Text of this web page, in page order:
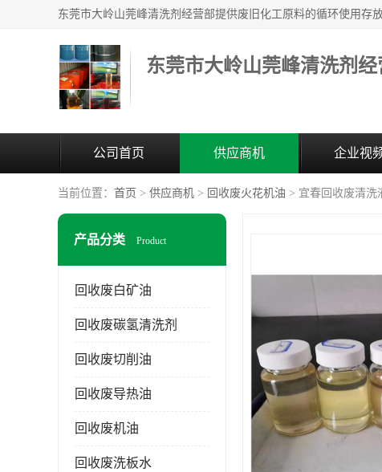
东莞市大岭山莞峰清洗剂经
公司首页 供应商机 企业视
当前位置： 首页 > 供应商机 > 回收废火花机油 > 宜春回收废清洗
产品分类 Product
回收废白矿油
回收废碳氢清洗剂
回收废切削油
回收废导热油
回收废机油
回收废洗板水